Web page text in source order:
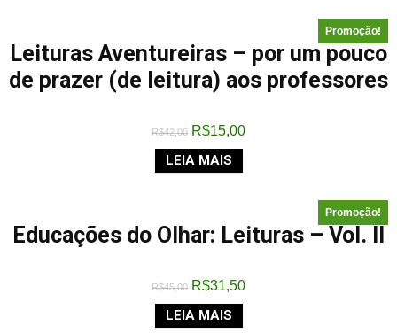
Promoção!
Leituras Aventureiras – por um pouco
de prazer (de leitura) aos professores
R$42,00 R$15,00
LEIA MAIS
Promoção!
Educações do Olhar: Leituras – Vol. II
R$45,00 R$31,50
LEIA MAIS